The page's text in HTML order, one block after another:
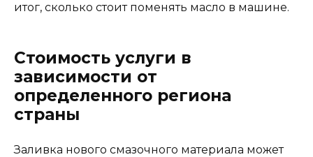
итог, сколько стоит поменять масло в машине.
Стоимость услуги в
зависимости от
определенного региона
страны
Заливка нового смазочного материала может